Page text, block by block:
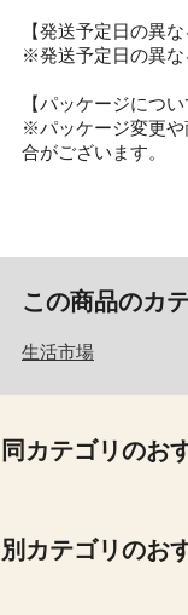
【発送予定日の異
※発送予定日の異な
【パッケージについ
※パッケージ変更や
合がございます。
この商品のカ
生活市場
同カテゴリのお
別カテゴリのお